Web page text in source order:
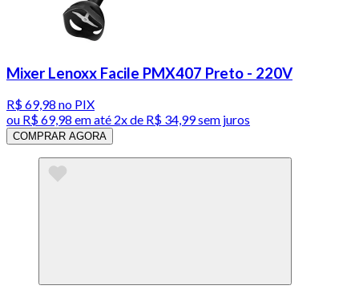
Mixer Lenoxx Facile PMX407 Preto - 220V
R$ 69,98 no PIX
ou R$ 69,98 em até 2x de R$ 34,99 sem juros
COMPRAR AGORA